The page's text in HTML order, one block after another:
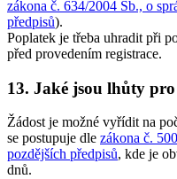
zákona č. 634/2004 Sb., o
předpisů).
Poplatek je třeba uhradit při
před provedením registrace.
13. Jaké jsou lhůty
Žádost je možné vyřídit na
se postupuje dle zákona č.
pozdějších předpisů, kde je
dnů.